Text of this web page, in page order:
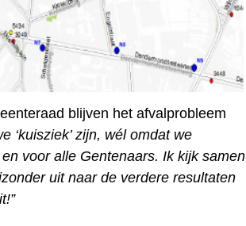
blijven het afvalprobleem
‘kuisziek’ zijn, wél omdat we
voor alle Gentenaars. Ik kijk samen
uit naar de verdere resultaten